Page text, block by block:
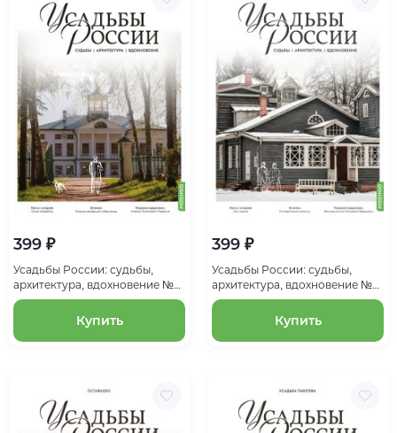
399 ₽
Усадьбы России: судьбы,
архитектура, вдохновение №9:
Усадьба Карабиха
Купить
399 ₽
Усадьбы России: судьбы,
архитектура, вдохновение №8:
Усадьба Мураново
Купить